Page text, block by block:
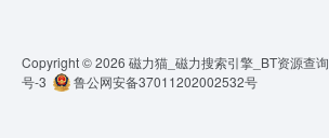
Copyright © 2026 磁力猫_磁力搜索引擎_BT资源查询
号-3
鲁公网安备37011202002532号